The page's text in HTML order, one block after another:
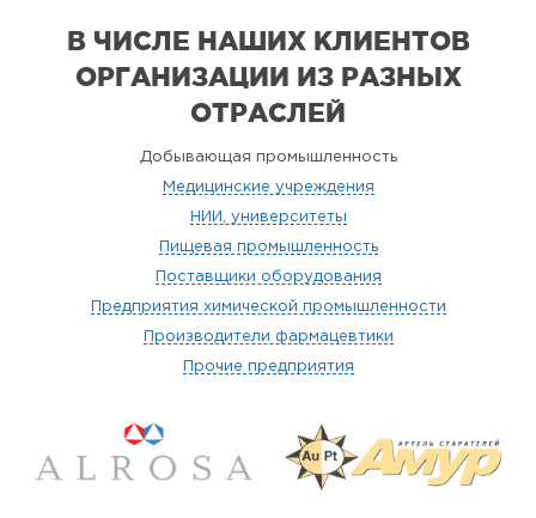
В ЧИСЛЕ НАШИХ КЛИЕНТОВ
ОРГАНИЗАЦИИ ИЗ РАЗНЫХ
ОТРАСЛЕЙ
Добывающая промышленность
Медицинские учреждения
НИИ, университеты
Пищевая промышленность
Поставщики оборудования
Предприятия химической промышленности
Производители фармацевтики
Прочие предприятия